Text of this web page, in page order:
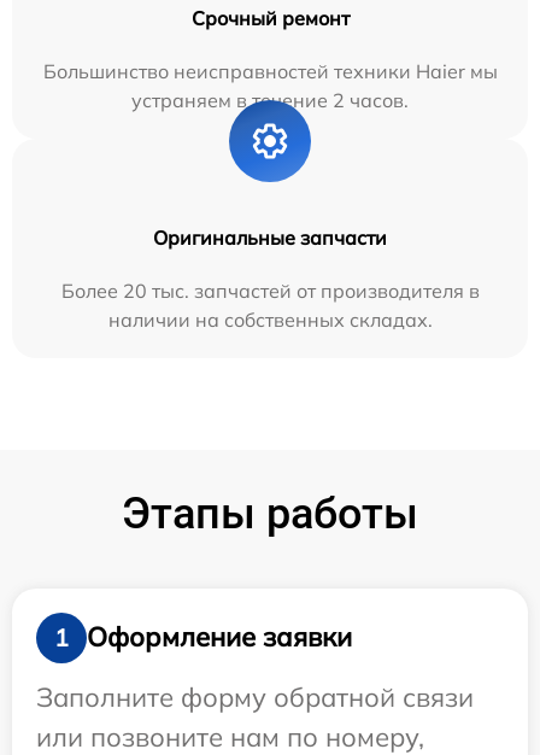
Срочный ремонт
Большинство неисправностей техники Haier мы
устраняем в течение 2 часов.
Оригинальные запчасти
Более 20 тыс. запчастей от производителя в
наличии на собственных складах.
Этапы работы
1
Оформление заявки
Заполните форму обратной связи
или позвоните нам по номеру,